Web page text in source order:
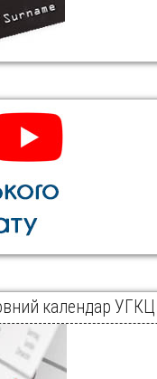
календар УГКЦ